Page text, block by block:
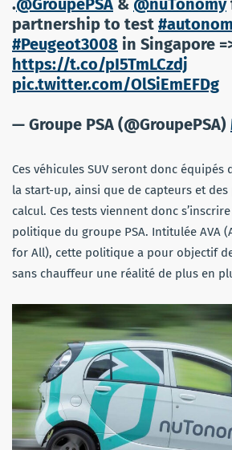
partnership to test
#Peugeot3008 in Singapore
https://t.co/pI5TmLCzdj
pic.twitter.com/OlSiEmEFDg
— Groupe PSA (@GroupePSA)
Ces véhicules SUV seront donc équipés
la start-up, ainsi que de capteurs et
calcul. Ces tests viennent donc
politique du groupe PSA. Intitulée AVA
for All), cette politique a pour objectif
sans chauffeur une réalité de plus en